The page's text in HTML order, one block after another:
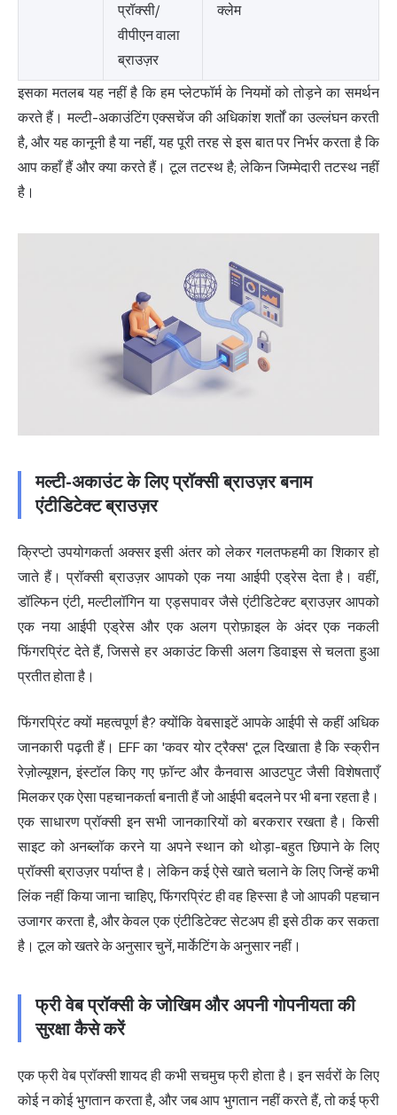
प्रॉक्सी/
वीपीएन वाला
ब्राउज़र
क्लेम
इसका मतलब यह नहीं है कि हम प्लेटफॉर्म के नियमों को तोड़ने का समर्थन
करते हैं। मल्टी-अकाउंटिंग एक्सचेंज की अधिकांश शर्तों का उल्लंघन करती
है, और यह कानूनी है या नहीं, यह पूरी तरह से इस बात पर निर्भर करता है कि
आप कहाँ हैं और क्या करते हैं। टूल तटस्थ है; लेकिन जिम्मेदारी तटस्थ नहीं
है।
मल्टी-अकाउंट के लिए प्रॉक्सी ब्राउज़र बनाम
एंटीडिटेक्ट ब्राउज़र
क्रिप्टो उपयोगकर्ता अक्सर इसी अंतर को लेकर गलतफहमी का शिकार हो
जाते हैं। प्रॉक्सी ब्राउज़र आपको एक नया आईपी एड्रेस देता है। वहीं,
डॉल्फिन एंटी, मल्टीलॉगिन या एड्सपावर जैसे एंटीडिटेक्ट ब्राउज़र आपको
एक नया आईपी एड्रेस और एक अलग प्रोफ़ाइल के अंदर एक नकली
फिंगरप्रिंट देते हैं, जिससे हर अकाउंट किसी अलग डिवाइस से चलता हुआ
प्रतीत होता है।
फिंगरप्रिंट क्यों महत्वपूर्ण है? क्योंकि वेबसाइटें आपके आईपी से कहीं अधिक
जानकारी पढ़ती हैं। EFF का 'कवर योर ट्रैक्स' टूलदिखाता है कि स्क्रीन
रेज़ोल्यूशन, इंस्टॉल किए गए फ़ॉन्ट और कैनवास आउटपुट जैसी विशेषताएँ
मिलकर एक ऐसा पहचानकर्ता बनाती हैं जो आईपी बदलने पर भी बना रहता है।
एक साधारण प्रॉक्सी इन सभी जानकारियों को बरकरार रखता है। किसी
साइट को अनब्लॉक करने या अपने स्थान को थोड़ा-बहुत छिपाने के लिए
प्रॉक्सी ब्राउज़र पर्याप्त है। लेकिन कई ऐसे खाते चलाने के लिए जिन्हें कभी
लिंक नहीं किया जाना चाहिए, फिंगरप्रिंट ही वह हिस्सा है जो आपकी पहचान
उजागर करता है, और केवल एक एंटीडिटेक्ट सेटअप ही इसे ठीक कर सकता
है। टूल को खतरे के अनुसार चुनें, मार्केटिंग के अनुसार नहीं।
फ्री वेब प्रॉक्सी के जोखिम और अपनी गोपनीयता की
सुरक्षा कैसे करें
एक फ्री वेब प्रॉक्सी शायद ही कभी सचमुच फ्री होता है। इन सर्वरों के लिए
कोई न कोई भुगतान करता है, और जब आप भुगतान नहीं करते हैं, तो कई फ्री